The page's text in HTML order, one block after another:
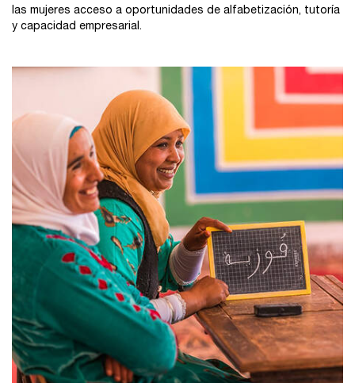
las mujeres acceso a oportunidades de alfabetización, tutoría
y capacidad empresarial.